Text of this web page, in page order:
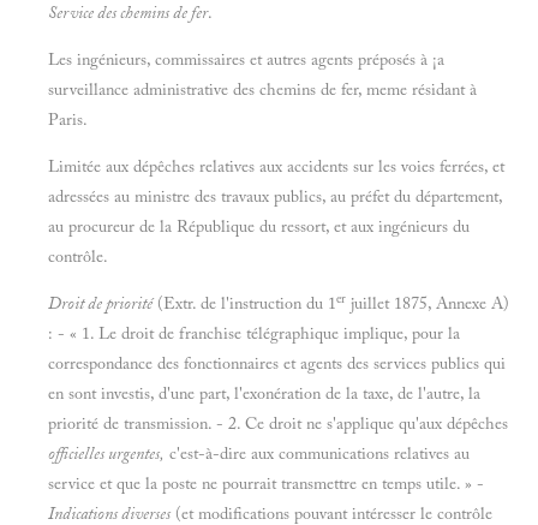
Service des chemins de fer.
Les ingénieurs, commissaires et autres agents préposés à ¡a
surveillance administrative des chemins de fer, meme résidant à
Paris.
Limitée aux dépêches relatives aux accidents sur les voies ferrées, et
adressées au ministre des travaux publics, au préfet du département,
au procureur de la République du ressort, et aux ingénieurs du
contrôle.
Droit de priorité(Extr. de l'instruction du 1er juillet 1875, Annexe A)
: - « 1. Le droit de franchise télégraphique implique, pour la
correspondance des fonctionnaires et agents des services publics qui
en sont investis, d'une part, l'exonération de la taxe, de l'autre, la
priorité de transmission. - 2. Ce droit ne s'applique qu'aux dépêches
officielles urgentes, c'est-à-dire aux communications relatives au
service et que la poste ne pourrait transmettre en temps utile. » -
Indications diverses (et modifications pouvant intéresser le contrôle